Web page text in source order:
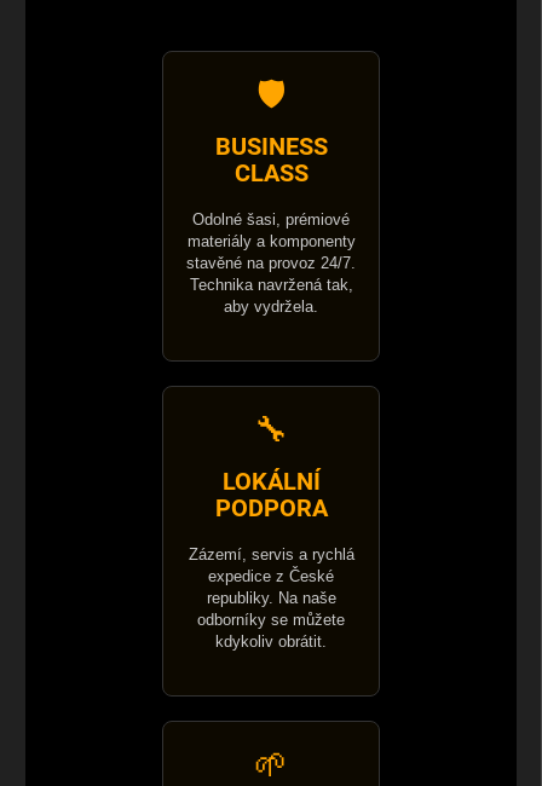
🛡️
BUSINESS
CLASS
Odolné šasi, prémiové
materiály a komponenty
stavěné na provoz 24/7.
Technika navržená tak,
aby vydržela.
🔧
LOKÁLNÍ
PODPORA
Zázemí, servis a rychlá
expedice z České
republiky. Na naše
odborníky se můžete
kdykoliv obrátit.
🌱